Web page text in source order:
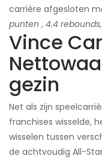
carrière afgesloten
punten , 4.4 rebounds,
Vince
gezin
Net als zijn
franchises wisselde,
wisselen tussen
de achtvoudig All-